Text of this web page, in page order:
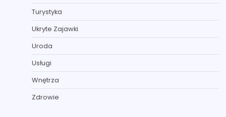
Turystyka
Ukryte Zajawki
Uroda
Usługi
Wnętrza
Zdrowie